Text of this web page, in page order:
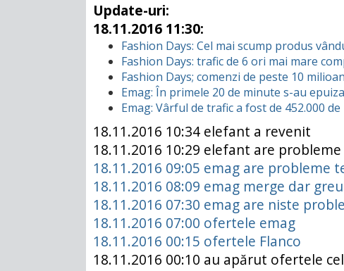
Update-uri:
18.11.2016 11:30:
Fashion Days: Cel mai scump produs
Fashion Days: trafic de 6 ori mai mare
Fashion Days; comenzi de peste 10
Emag: În primele 20 de minute s-au
Emag: Vârful de trafic a fost de 452.000
18.11.2016 10:34 elefant a revenit
18.11.2016 10:29 elefant are
18.11.2016 09:05 emag are probleme
18.11.2016 08:09 emag merge dar greu
18.11.2016 07:30 emag are niste
18.11.2016 07:00 ofertele emag
18.11.2016 00:15 ofertele Flanco
18.11.2016 00:10 au apărut ofertele